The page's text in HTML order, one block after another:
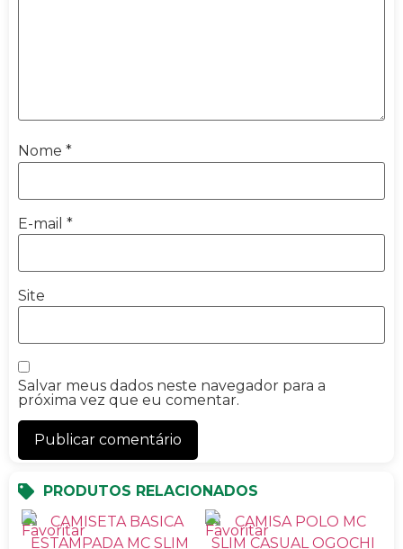
Nome *
E-mail *
Site
Salvar meus dados neste navegador para a
próxima vez que eu comentar.
PRODUTOS RELACIONADOS